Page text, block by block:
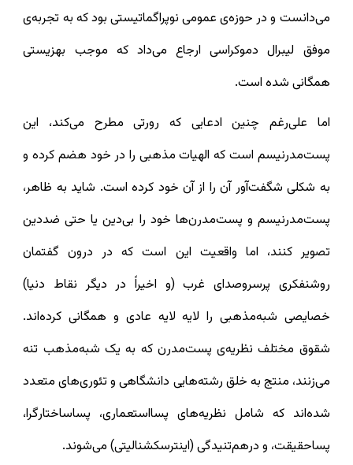
می‌دانست و در حوزه‌ی عمومی نوپراگماتیستی بود که به تجربه‌ی
موفق لیبرال دموکراسی ارجاع می‌داد که موجب بهزیستی
همگانی شده‌ است.
اما علی‌رغم چنین ادعایی که رورتی مطرح می‌کند، این
پست‌مدرنیسم است که الهیات مذهبی را در خود هضم کرده و
به شکلی شگفت‌آور آن را از آن خود کرده است. شاید به ظاهر،
پست‌مدرنیسم و پست‌مدرن‌ها خود را بی‌دین یا حتی ضددین
تصویر کنند، اما واقعیت این است که در درون گفتمان
روشنفکری پرسروصدای غرب (و اخیراً در دیگر نقاط دنیا)
خصایصی شبه‌مذهبی را لایه لایه عادی و همگانی کرده‌اند.
شقوق مختلف نظریه‌ی پست‌مدرن که به یک شبه‌مذهب‌ تنه
می‌زنند، منتج به خلق رشته‌هایی دانشگاهی و تئوری‌های متعدد
شده‌اند که شامل نظریه‌های پسااستعماری، پساساختارگرا،
پساحقیقت، و درهم‌تنیدگی (اینترسکشنالیتی) می‌شوند.